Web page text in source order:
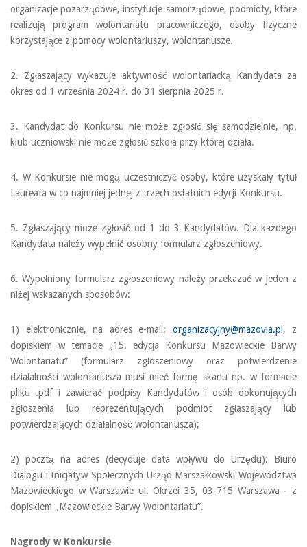
organizacje pozarządowe, instytucje samorządowe, podmioty, które
realizują program wolontariatu pracowniczego, osoby fizyczne
korzystające z pomocy wolontariuszy, wolontariusze.
2. Zgłaszający wykazuje aktywność wolontariacką Kandydata za
okres od 1 września 2024 r. do 31 sierpnia 2025 r.
3. Kandydat do Konkursu nie może zgłosić się samodzielnie, np.
klub uczniowski nie może zgłosić szkoła przy której działa.
4. W Konkursie nie mogą uczestniczyć osoby, które uzyskały tytuł
Laureata w co najmniej jednej z trzech ostatnich edycji Konkursu.
5. Zgłaszający może zgłosić od 1 do 3 Kandydatów. Dla każdego
Kandydata należy wypełnić osobny formularz zgłoszeniowy.
6. Wypełniony formularz zgłoszeniowy należy przekazać w jeden z
niżej wskazanych sposobów:
1) elektronicznie, na adres e-mail: organizacyjny@mazovia.pl , z
dopiskiem w temacie „15. edycja Konkursu Mazowieckie Barwy
Wolontariatu” (formularz zgłoszeniowy oraz potwierdzenie
działalności wolontariusza musi mieć formę skanu np. w formacie
pliku .pdf i zawierać podpisy Kandydatów i osób dokonujących
zgłoszenia lub reprezentujących podmiot zgłaszający lub
potwierdzających działalność wolontariusza);
2) pocztą na adres (decyduje data wpływu do Urzędu): Biuro
Dialogu i Inicjatyw Społecznych Urząd Marszałkowski Województwa
Mazowieckiego w Warszawie ul. Okrzei 35, 03-715 Warszawa - z
dopiskiem „Mazowieckie Barwy Wolontariatu”.
Nagrody w Konkursie